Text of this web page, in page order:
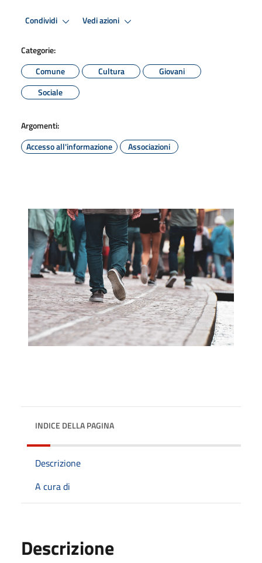
Condividi Vedi azioni
Categorie:
Comune
Cultura
Giovani
Sociale
Argomenti:
Accesso all'informazione
Associazioni
INDICE DELLA PAGINA
Descrizione
A cura di
Descrizione